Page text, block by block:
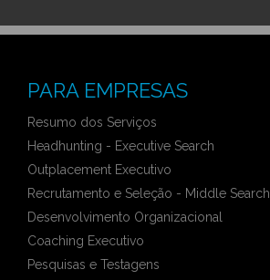
PARA EMPRESAS
Resumo dos Serviços
Headhunting - Executive Search
Outplacement Executivo
Recrutamento e Seleção - Middle Search
Desenvolvimento Organizacional
Coaching Executivo
Pesquisas e Testagens